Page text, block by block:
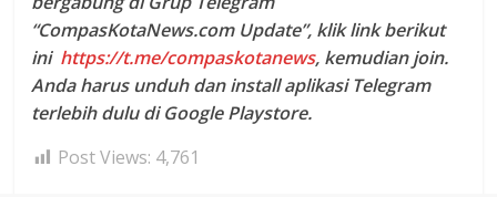
“CompasKotaNews.com Update”, klik link berikut
ini https://t.me/compaskotanews, kemudian join.
Anda harus unduh dan install aplikasi Telegram
terlebih dulu di Google Playstore.
Post Views: 4,761